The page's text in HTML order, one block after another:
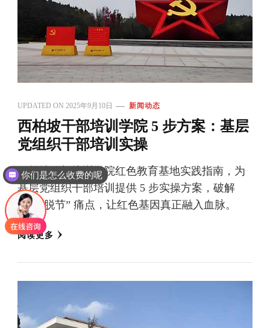
UPDATED ON 2025年9月10日 新闻动态
西柏坡干部培训学院 5 步方案：基层
党组织干部培训实操
西柏坡干部培训学院红色教育基地实践指南，为
基层党组织干部培训提供 5 步实操方案，破解
“学用脱节” 痛点，让红色基因真正融入血脉。
阅读更多
你们是怎么收费的呢